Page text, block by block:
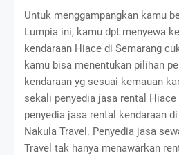
Untuk menggampangkan kamu
Lumpia ini, kamu dpt menyewa
kendaraan Hiace di Semarang
kamu bisa menentukan pilihan
kendaraan yg sesuai kemauan
sekali penyedia jasa rental
penyedia jasa rental kendaraan
Nakula Travel. Penyedia jasa
Travel tak hanya menawarkan